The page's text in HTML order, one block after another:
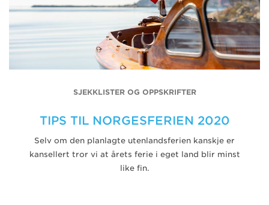
SJEKKLISTER OG OPPSKRIFTER
TIPS TIL NORGESFERIEN 2020
Selv om den planlagte utenlandsferien kanskje er
kansellert tror vi at årets ferie i eget land blir minst
like fin.